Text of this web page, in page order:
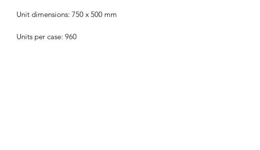
Unit dimensions: 750 x 500 mm
Units per case: 960